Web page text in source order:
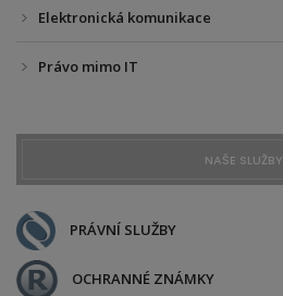
Elektronická komunikace
Právo mimo IT
NAŠE SLUŽBY
PRÁVNÍ SLUŽBY
OCHRANNÉ ZNÁMKY